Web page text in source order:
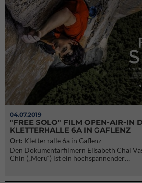
04.07.2019
"FREE SOLO" FILM OPEN-AIR-IN
KLETTERHALLE 6A IN GAFLENZ
Ort: Kletterhalle 6a in Gaflenz
Den Dokumentarfilmern Elisabeth Chai
Chin („Meru“) ist ein hochspannender…